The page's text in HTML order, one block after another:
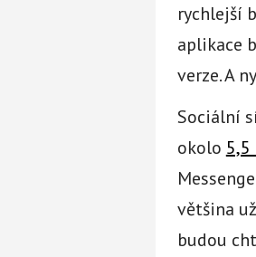
rychlejší
aplikace
verze. A
Sociální
okolo
většina
budou